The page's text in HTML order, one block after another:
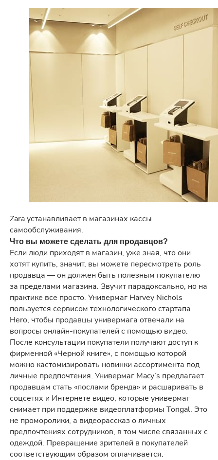
Zara устанавливает в магазинах кассы
самообслуживания.
Что вы можете сделать для продавцов?
Если люди приходят в магазин, уже зная, что они
хотят купить, значит, вы можете пересмотреть роль
продавца — он должен быть полезным покупателю
за пределами магазина. Звучит парадоксально, но на
практике все просто. Универмаг Harvey Nichols
пользуется сервисом технологического стартапа
Hero, чтобы продавцы универмага отвечали на
вопросы онлайн-покупателей с помощью видео.
После консультации покупатели получают доступ к
фирменной «Черной книге», с помощью которой
можно кастомизировать новинки ассортимента под
личные предпочтения. Универмаг Macy’s предлагает
продавцам стать «послами бренда» и расшаривать в
соцсетях и Интернете видео, которые универмаг
снимает при поддержке видеоплатформы Tongal. Это
не проморолики, а видеорассказ о личных
предпочтениях сотрудников, в том числе связанных с
одеждой. Превращение зрителей в покупателей
соответствующим образом оплачивается.